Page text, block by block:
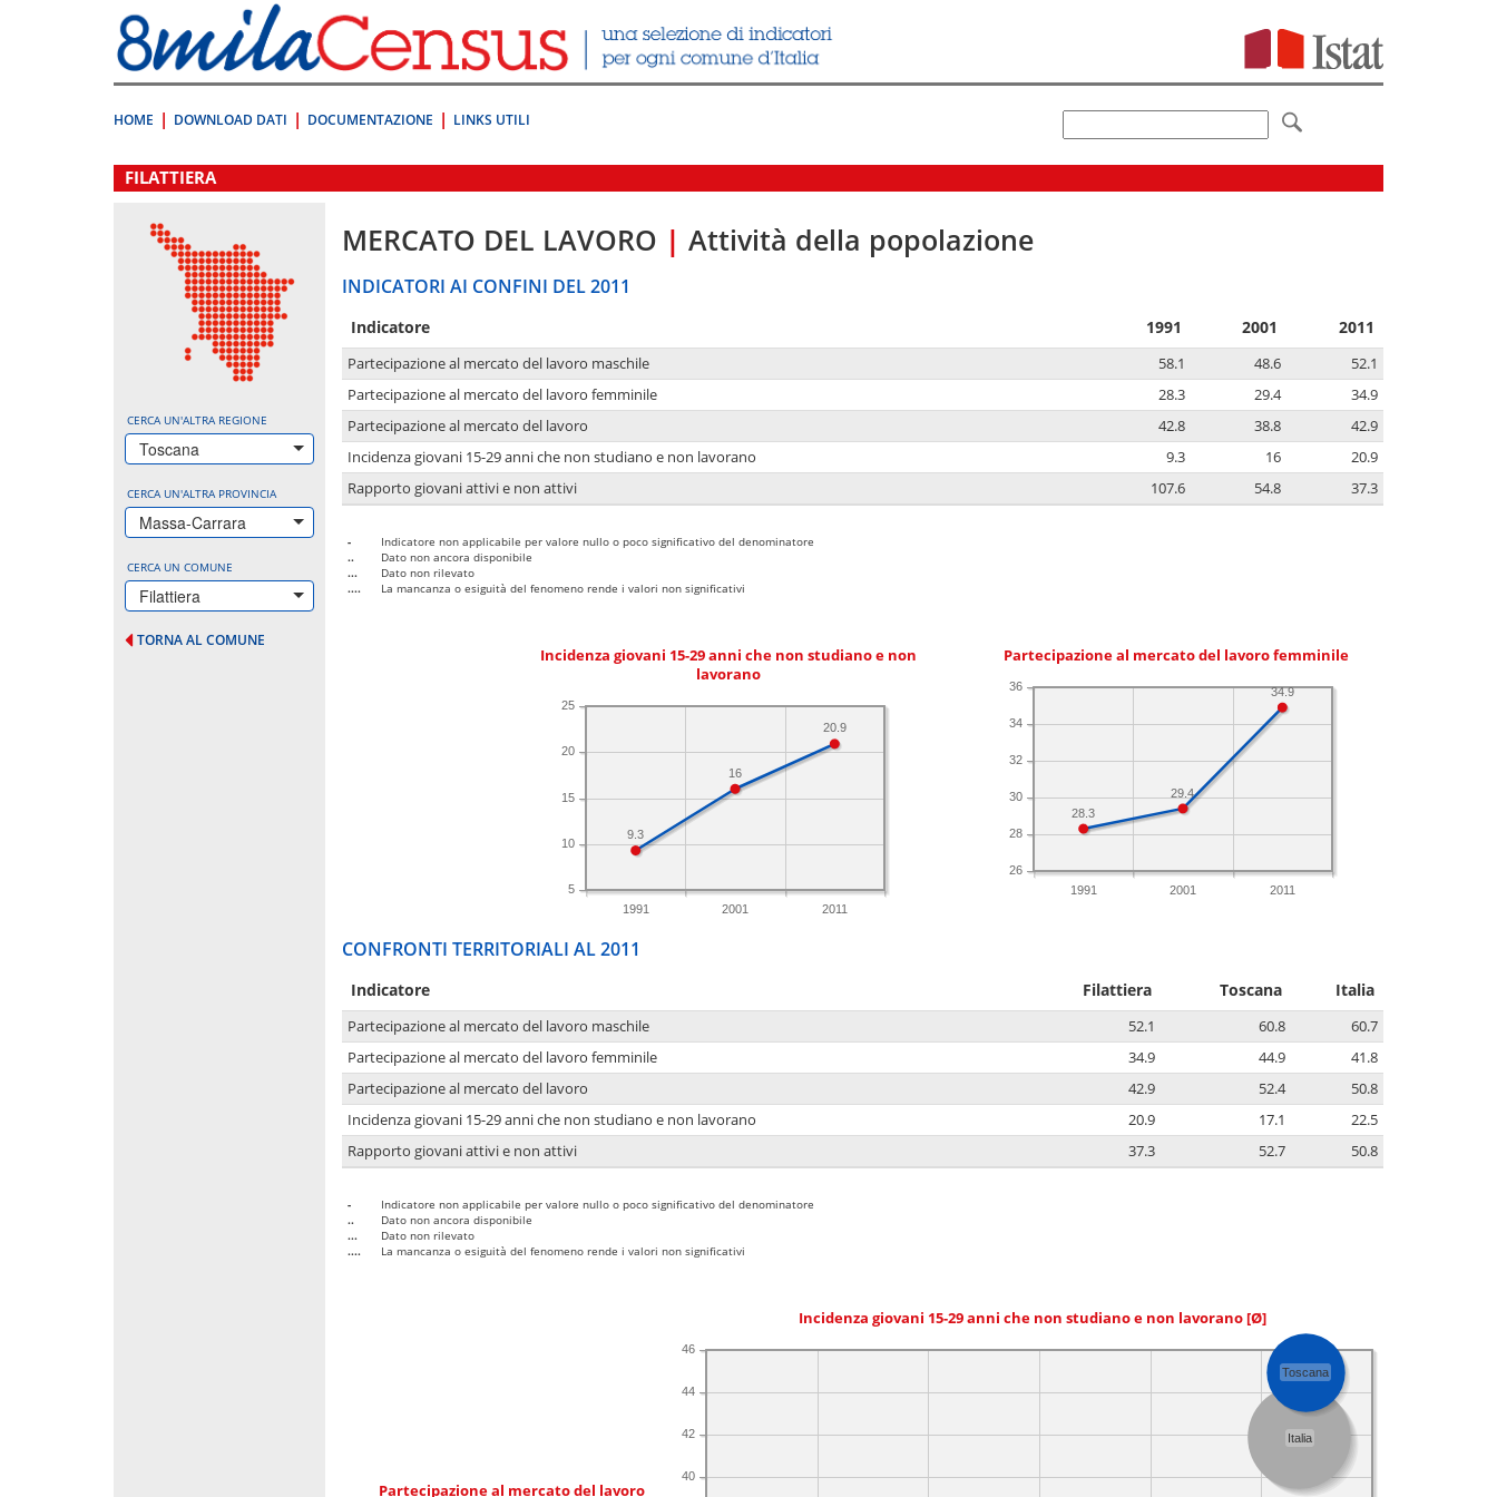
direttamente
a:
Contenuto
HOME DOWNLOAD DATI DOCUMENTAZIONE LINKS UTILI
.
FILATTIERA
CERCA UN'ALTRA REGIONE
Toscana
CERCA UN'ALTRA PROVINCIA
Massa-Carrara
CERCA UN COMUNE
Filattiera
TORNA AL COMUNE
MERCATO DEL LAVORO | Attività della popolazione
INDICATORI AI CONFINI DEL 2011
Indicatore 1991 2001 2011
Partecipazione al mercato del lavoro maschile 58.1 48.6
52.1
Partecipazione al mercato del lavoro femminile
28.3 29.4
34.9
Partecipazione al mercato del lavoro
42.8 38.8
42.9
Incidenza giovani 15-29 anni che non studiano e non lavorano
9.3 16
20.9
Rapporto giovani attivi e non attivi
107.6 54.8 37.3
-
Indicatore non applicabile per valore nullo o poco significativo del denominatore
..
Dato non ancora disponibile
...
Dato non rilevato
....
La mancanza o esiguità del fenomeno rende i valori non significativi
Incidenza giovani 15-29 anni che non studiano e non
lavorano
1991 2001 2011
5
10
15
20
25
20.9
16
9.3
Partecipazione al mercato del lavoro femminile
1991 2001 2011
26
28
30
32
34
36 34.9
29.4
28.3
CONFRONTI TERRITORIALI AL 2011
Indicatore Filattiera Toscana Italia
Partecipazione al mercato del lavoro maschile 52.1 60.8
60.7
Partecipazione al mercato del lavoro femminile
34.9 44.9
41.8
Partecipazione al mercato del lavoro
42.9 52.4
50.8
Incidenza giovani 15-29 anni che non studiano e non lavorano
20.9 17.1
22.5
Rapporto giovani attivi e non attivi
37.3 52.7 50.8
-
Indicatore non applicabile per valore nullo o poco significativo del denominatore
..
Dato non ancora disponibile
...
Dato non rilevato
....
La mancanza o esiguità del fenomeno rende i valori non significativi
Incidenza giovani 15-29 anni che non studiano e non lavorano [Ø]
Partecipazione al mercato del lavoro
40
42
44
46
Italia
Toscana